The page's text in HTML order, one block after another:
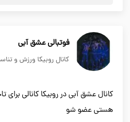
فوتبالی عشق آبی
کانال روبیکا ورزش و
کانال عشق آبی در روبیکا کانالی برای
هستی عضو شو